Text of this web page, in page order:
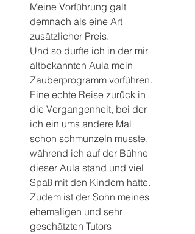
Meine Vorführung galt
demnach als eine Art
zusätzlicher Preis.
Und so durfte ich in der mir
altbekannten Aula mein
Zauberprogramm vorführen.
Eine echte Reise zurück in
die Vergangenheit, bei der
ich ein ums andere Mal
schon schmunzeln musste,
während ich auf der Bühne
dieser Aula stand und viel
Spaß mit den Kindern hatte.
Zudem ist der Sohn meines
ehemaligen und sehr
geschätzten Tutors